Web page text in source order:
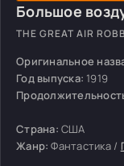
Большое
THE GREAT AIR
Оригинальное
Год выпуска: 1919
Страна: США
Жанр: Фантастика /